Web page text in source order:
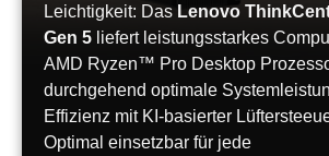
Leichtigkeit: Das Lenovo
Gen 5 liefert leistungsstarkes
AMD Ryzen™ Pro Desktop
durchgehend optimale
Effizienz mit KI-basierter
Optimal einsetzbar für jede